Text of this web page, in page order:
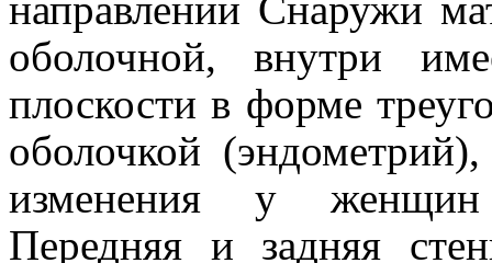
направлении Снаружи
оболочной, внутри
плоскости в форме
оболочкой
изменения у женщин
Передняя и задняя